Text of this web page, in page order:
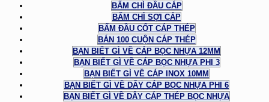
BẤM CHÌ ĐẦU CÁP
BẤM CHÌ SỢI CÁP
BẤM ĐẦU CỐT CÁP THÉP
BÁN 100 CUỘN CÁP THÉP
BẠN BIẾT GÌ VỀ CÁP BỌC NHỰA 12MM
BẠN BIẾT GÌ VỀ CÁP BỌC NHỰA PHI 3
BẠN BIẾT GÌ VỀ CÁP INOX 10MM
BẠN BIẾT GÌ VỀ DÂY CÁP BỌC NHỰA PHI 6
BẠN BIẾT GÌ VỀ DÂY CÁP THÉP BỌC NHỰA